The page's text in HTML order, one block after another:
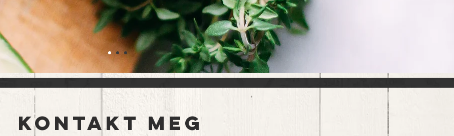
Kontakt meg